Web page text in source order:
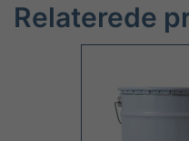
Relaterede